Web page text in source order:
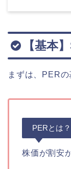
【基本
まずは、PERの
PERとは？
株価が割安